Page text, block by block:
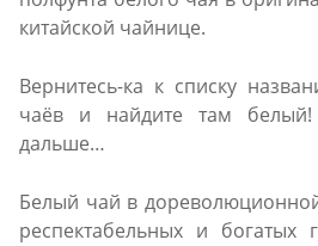
китайской чайнице.
Вернитесь-ка к списку
чаёв и найдите там
дальше…
Белый чай в
респектабельных и